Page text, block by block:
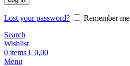
Lost your password?
Remember me
Search
Wishlist
0 items € 0,00
Menu